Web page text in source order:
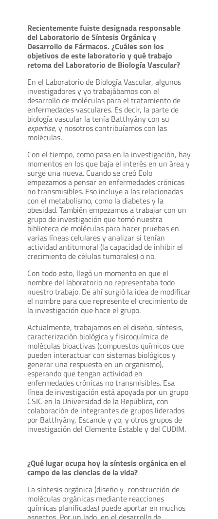
Recientemente fuiste designada responsable
del Laboratorio de Síntesis Orgánica y
Desarrollo de Fármacos. ¿Cuáles son los
objetivos de este laboratorio y qué trabajo
retoma del Laboratorio de Biología Vascular?
En el Laboratorio de Biología Vascular, algunos
investigadores y yo trabajábamos con el
desarrollo de moléculas para el tratamiento de
enfermedades vasculares. Es decir, la parte de
biología vascular la tenía Batthyány con su
expertise, y nosotros contribuíamos con las
moléculas.
Con el tiempo, como pasa en la investigación, hay
momentos en los que baja el interés en un área y
surge una nueva. Cuando se creó Eolo
empezamos a pensar en enfermedades crónicas
no transmisibles. Eso incluye a las relacionadas
con el metabolismo, como la diabetes y la
obesidad. También empezamos a trabajar con un
grupo de investigación que tomó nuestra
biblioteca de moléculas para hacer pruebas en
varias líneas celulares y analizar si tenían
actividad antitumoral (la capacidad de inhibir el
crecimiento de células tumorales) o no.
Con todo esto, llegó un momento en que el
nombre del laboratorio no representaba todo
nuestro trabajo. De ahí surgió la idea de modificar
el nombre para que represente el crecimiento de
la investigación que hace el grupo.
Actualmente, trabajamos en el diseño, síntesis,
caracterización biológica y fisicoquímica de
moléculas bioactivas (compuestos químicos que
pueden interactuar con sistemas biológicos y
generar una respuesta en un organismo),
esperando que tengan actividad en
enfermedades crónicas no transmisibles. Esa
línea de investigación está apoyada por un grupo
CSIC en la Universidad de la República, con
colaboración de integrantes de grupos liderados
por Batthyány, Escande y yo, y otros grupos de
investigación del Clemente Estable y del CUDIM.
¿Qué lugar ocupa hoy la síntesis orgánica en el
campo de las ciencias de la vida?
La síntesis orgánica (diseño y construcción de
moléculas orgánicas mediante reacciones
químicas planificadas) puede aportar en muchos